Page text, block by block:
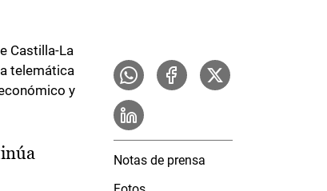
Castilla-La
telemática
y
Notas de prensa